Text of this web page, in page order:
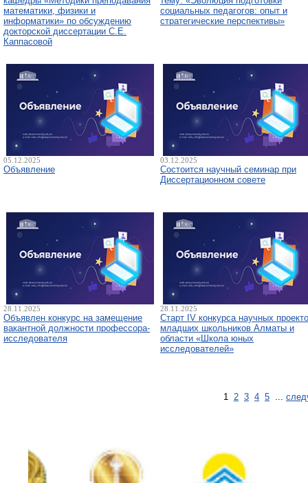
математики, физики и
информатики» по обсуждению
докторской диссертации С.Е.
Каппасовой
социальных педагогов: опыт и
стратегические перспективы»
05.12.2025
Объявление
03.12.2025
Состоится научный семинар при
Диссертационном совете
28.11.2025
Объявлен конкурс на замещение
вакантной должности профессора-
исследователя
28.11.2025
Старт IV конкурса научных
младших школьников Алматы и
области «Школа юных
исследователей»
1 2 3 4 5 ...